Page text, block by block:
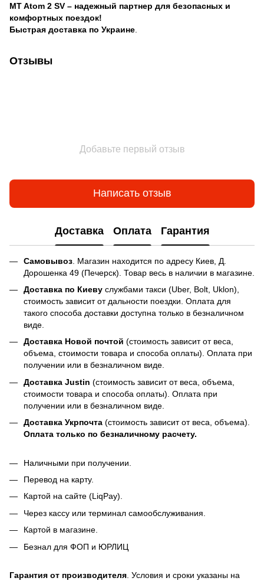
MT Atom 2 SV – надежный партнер для безопасных и
комфортных поездок!
Быстрая доставка по Украине
Отзывы
Добавьте первый отзыв
Написать отзыв
Доставка Оплата Гарантия
Самовывоз . Магазин находится по адресу Киев, Д.
Дорошенка 49 (Печерск). Товар весь в наличии в магазине.
Доставка по Киеву службами такси (Uber, Bolt, Uklon),
стоимость зависит от дальности поездки. Оплата для
такого способа доставки доступна только в безналичном
виде.
Доставка Новой почтой (стоимость зависит от веса,
объема, стоимости товара и способа оплаты). Оплата при
получении или в безналичном виде.
Доставка Justin (стоимость зависит от веса, объема,
стоимости товара и способа оплаты). Оплата при
получении или в безналичном виде.
Доставка Укрпочта (стоимость зависит от веса, объема).
Оплата только по безналичному расчету.
Наличными при получении.
Перевод на карту.
Картой на сайте (LiqPay).
Через кассу или терминал самообслуживания.
Картой в магазине.
Безнал для ФОП и ЮРЛИЦ
Гарантия от производителя . Условия и сроки указаны на